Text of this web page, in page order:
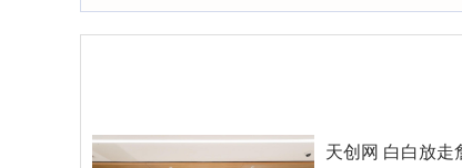
天创网 白白放走